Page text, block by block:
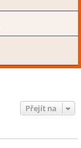
Přejít na